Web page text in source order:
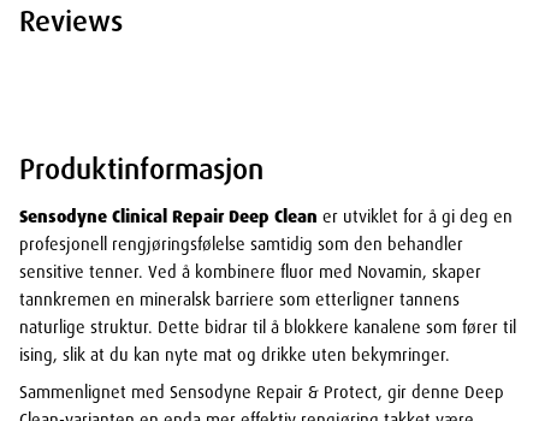
Produktinformasjon
Sensodyne Clinical Repair Deep Clean er utviklet for å gi deg en
profesjonell rengjøringsfølelse samtidig som den behandler
sensitive tenner. Ved å kombinere fluor med Novamin, skaper
tannkremen en mineralsk barriere som etterligner tannens
naturlige struktur. Dette bidrar til å blokkere kanalene som fører til
ising, slik at du kan nyte mat og drikke uten bekymringer.
Sammenlignet med Sensodyne Repair & Protect, gir denne Deep
Reviews